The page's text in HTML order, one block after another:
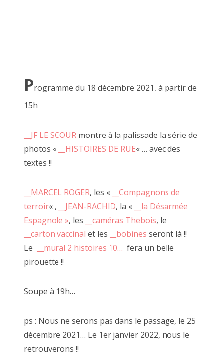
2018 mars
2018 février
2018 janvier
2017 décembre
2017 octobre
2017 août
2017 mai
2017 avril
2017 mars
Programme du 18 décembre 2021, à partir de
15h
__JF LE SCOUR montre à la palissade la série de
photos «
__HISTOIRES DE RUE« … avec des
textes !!
__MARCEL ROGER, les «
__Compagnons de
terroir« , __JEAN-RACHID, la «
__la Désarmée
Espagnole », les __caméras Thebois, le
__carton vaccinal et les __bobines seront là !!
Le
__mural 2 histoires 10… fera un belle
pirouette !!
Soupe à 19h…
ps : Nous ne serons pas dans le passage, le 25
décembre 2021… Le 1er janvier 2022, nous le
retrouverons !!
24 juillet 2021, carton béat